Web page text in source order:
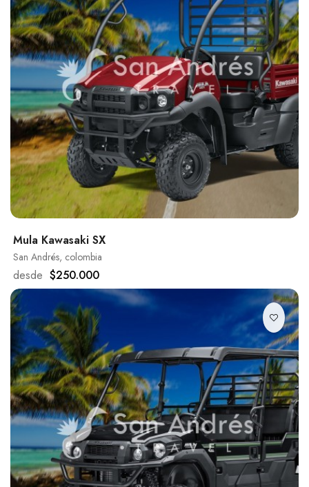
Mula Kawasaki SX
San Andrés, colombia
desde $250.000